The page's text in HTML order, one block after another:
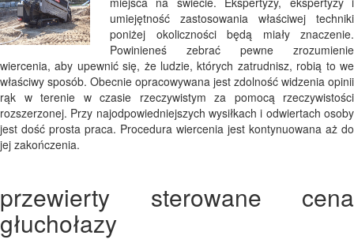
umiejętność zastosowania właściwej techniki
poniżej okoliczności będą miały znaczenie.
Powinieneś zebrać pewne zrozumienie
wiercenia, aby upewnić się, że ludzie, których zatrudnisz, robią to we
właściwy sposób. Obecnie opracowywana jest zdolność widzenia opinii
rąk w terenie w czasie rzeczywistym za pomocą rzeczywistości
rozszerzonej. Przy najodpowiedniejszych wysiłkach i odwiertach osoby
jest dość prosta praca. Procedura wiercenia jest kontynuowana aż do
jej zakończenia.
przewierty sterowane cena
głuchołazy